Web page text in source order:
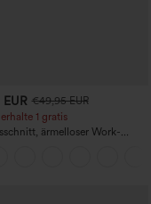
€49,95 EUR
1 gratis
ärmelloser Work-
mit seitlicher Bindung,
Cool-Touch-Effekt, gestreift
– Easy Peezy Edition